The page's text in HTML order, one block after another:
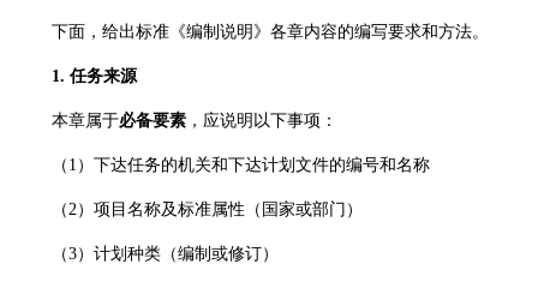
下面，给出标准《编制说明》各章内容的编写要求和方法。
1. 任务来源
本章属于必备要素 ，应说明以下事项：
（1）下达任务的机关和下达计划文件的编号和名称
（2）项目名称及标准属性（国家或部门）
（3）计划种类（编制或修订）